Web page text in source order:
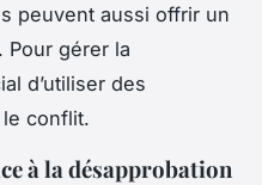
peuvent aussi offrir un
Pour gérer la
d’utiliser des
conflit.
à la désapprobation